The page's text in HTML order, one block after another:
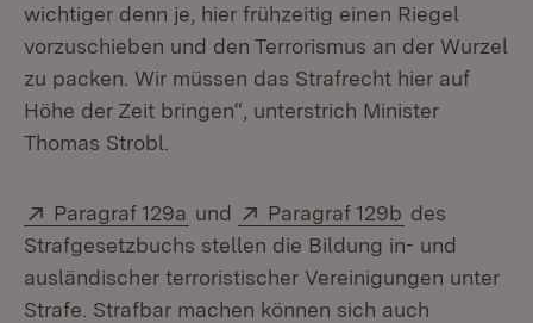
wichtiger denn je, hier frühzeitig einen Riegel
vorzuschieben und den Terrorismus an der Wurzel
zu packen. Wir müssen das Strafrecht hier auf
Höhe der Zeit bringen“, unterstrich Minister
Thomas Strobl.
Extern:
Paragraf 129a (Öffnet in neuem Fenster)
und Extern:
Paragraf 129b (Öffnet in
des
Strafgesetzbuchs stellen die Bildung in- und
ausländischer terroristischer Vereinigungen unter
Strafe. Strafbar machen können sich auch